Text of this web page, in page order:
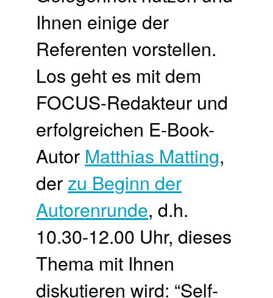
Ihnen einige der
Referenten vorstellen.
Los geht es mit dem
FOCUS-Redakteur und
erfolgreichen E-Book-
Autor Matthias Matting,
der zu Beginn der
Autorenrunde, d.h.
10.30-12.00 Uhr, dieses
Thema mit Ihnen
diskutieren wird: “Self-